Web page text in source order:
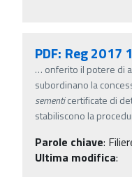
PDF: Reg 2017
… onferito il potere di
subordinano la
sementicertificate di
stabiliscono la
Parole chiave:
Ultima modifica: